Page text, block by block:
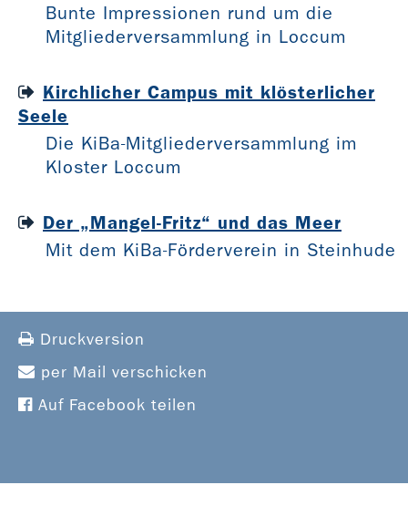
Bunte Impressionen rund um die
Mitgliederversammlung in Loccum
Kirchlicher Campus mit klösterlicher
Seele
Die KiBa-Mitgliederversammlung im
Kloster Loccum
Der „Mangel-Fritz“ und das Meer
Mit dem KiBa-Förderverein in Steinhude
Druckversion
per Mail verschicken
Auf Facebook teilen